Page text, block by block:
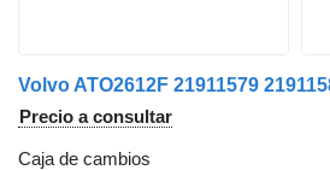
Precio a consultar
Caja de cambios